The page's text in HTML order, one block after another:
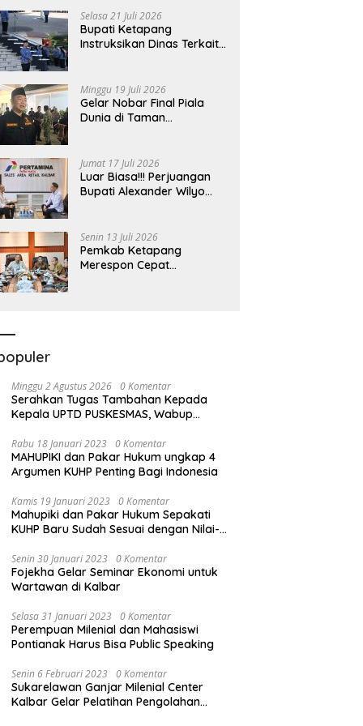
Merata DiseluruhBersama Komisi II DPR RI
Selasa 21 Juli 2026
Bupati Ketapang
Instruksikan Dinas Terkait
Terkait Persoalan
BBM/LPG Subsidi
Minggu 19 Juli 2026
Gelar Nobar Final Piala
Dunia di Taman
Argentina Juara!
Jumat 17 Juli 2026
Luar Biasa!!! Perjuangan
Bupati Alexander Wilyo
Diseluruh Wilayahnya
Senin 13 Juli 2026
Pemkab Ketapang
Merespon Cepat
Minggu 2 Agustus 2026 0 Komentar
Serahkan Tugas Tambahan Kepada
Kepala UPTD PUSKESMAS, Wabup
Semakin Baik
Rabu 18 Januari 2023 0 Komentar
MAHUPIKI dan Pakar Hukum ungkap 4
Argumen KUHP Penting Bagi Indonesia
Kamis 19 Januari 2023 0 Komentar
Mahupiki dan Pakar Hukum Sepakati
KUHP Baru Sudah Sesuai dengan Nilai-
Senin 30 Januari 2023 0 Komentar
Fojekha Gelar Seminar Ekonomi untuk
Wartawan di Kalbar
Selasa 31 Januari 2023 0 Komentar
Perempuan Milenial dan Mahasiswi
Pontianak Harus Bisa Public Speaking
Senin 6 Februari 2023 0 Komentar
Sukarelawan Ganjar Milenial Center
Kalbar Gelar Pelatihan Pengolahan